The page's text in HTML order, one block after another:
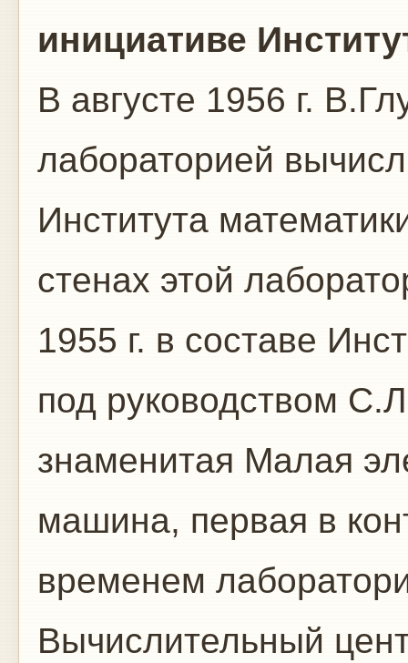
инициативе
В августе 1956 г.
лабораторией
Института
стенах этой
1955 г. в составе
под руководством
знаменитая Малая
машина, первая в
временем
Вычислительный